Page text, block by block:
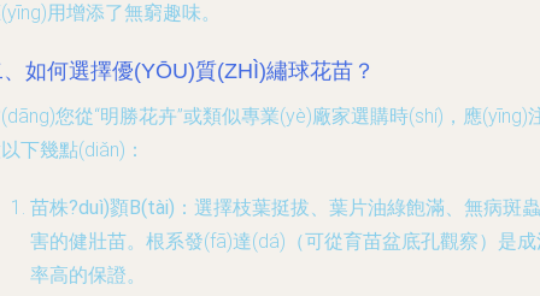
用增添了無窮趣味。
如何選擇優(YŌU)質(ZHÌ)繡球花苗？
您從“明勝花卉”或類似專業(yè)廠家選購時(shí)，應(yīng)
下幾點(diǎn)：
苗株?duì)顟B(tài) ：選擇枝葉挺拔、葉片油綠飽滿、無病斑蟲
害的健壯苗。根系發(fā)達(dá)（可從育苗盆底孔觀察）是
率高的保證。